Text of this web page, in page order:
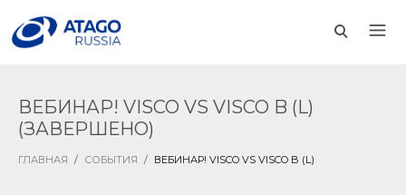
ВЕБИНАР! VISCO VS VISCO B (L)
(ЗАВЕРШЕНО)
ГЛАВНАЯ / СОБЫТИЯ / ВЕБИНАР! VISCO VS VISCO B (L)